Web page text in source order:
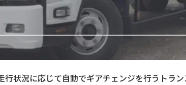
行状況に応じて自動でギアチェンジを行うトラ